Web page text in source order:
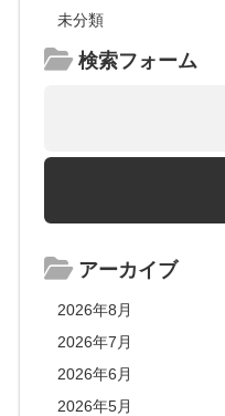
未分類
検索フォーム
アーカイブ
2026年8月
2026年7月
2026年6月
2026年5月